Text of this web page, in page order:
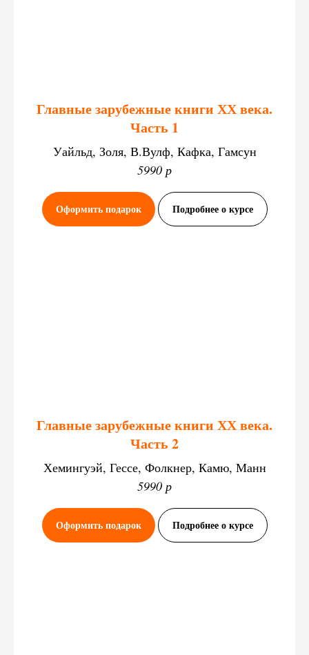
Главные зарубежные книги ХХ века.
Часть 1
Уайльд, Золя, В.Вулф, Кафка, Гамсун
5990 р
Оформить подарок Подробнее о курсе
Главные зарубежные книги ХХ века.
Часть 2
Хемингуэй, Гессе, Фолкнер, Камю, Манн
5990 р
Оформить подарок Подробнее о курсе